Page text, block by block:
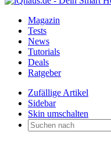
Magazin
Tests
News
Tutorials
Deals
Ratgeber
Zufällige Artikel
Sidebar
Skin umschalten